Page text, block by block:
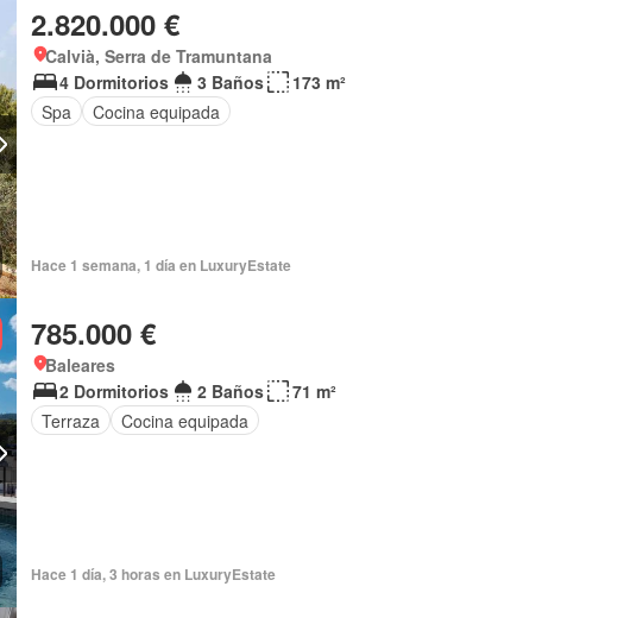
2.820.000 €
Calvià, Serra de Tramuntana
4 Dormitorios
3 Baños
173 m²
Spa
Cocina equipada
Hace 1 semana, 1 día en LuxuryEstate
785.000 €
Baleares
2 Dormitorios
2 Baños
71 m²
Terraza
Cocina equipada
Hace 1 día, 3 horas en LuxuryEstate